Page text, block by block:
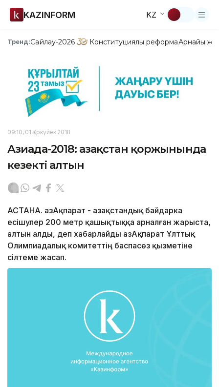
KAZINFORM KZ
Тренд:Сайлау-2026 Конституциялық реформаАрнайы
09:10, 01 Қыркүйек 2018
Азиада-2018: Қазақстан қоржынында
кезекті алтын
АСТАНА. ҚазАқпарат - Қазақстандық байдарка
есішулер 200 метр қашықтыққа арналған жарыста,
алтын алды, деп хабарлайды ҚазАқпарат Ұлттық
Олимпиадалық комитеттің баспасөз қызметіне
сілтеме жасап.